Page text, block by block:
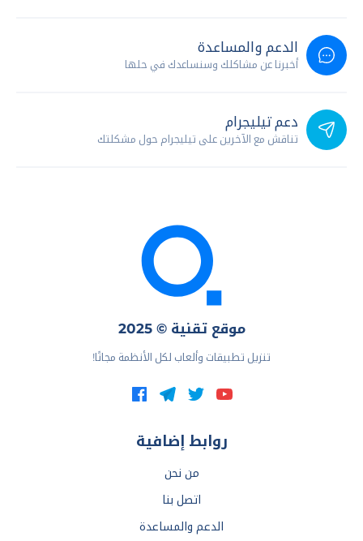
الدعم والمساعدة
أخبرنا عن مشاكلك وسنساعدك في حلها
دعم تيليجرام
تناقش مع الآخرين على تيليجرام حول مشكلتك
موقع تقنية © 2025
تنزيل تطبيقات وألعاب لكل الأنظمة مجانًا!
روابط إضافية
من نحن
اتصل بنا
الدعم والمساعدة